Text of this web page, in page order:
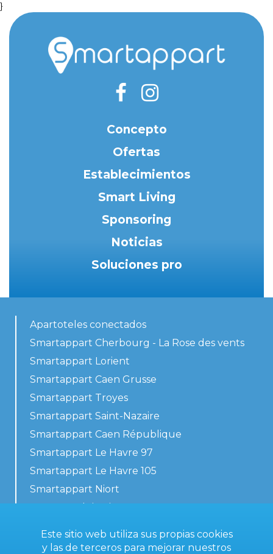
}
Concepto
Ofertas
Establecimientos
Smart Living
Sponsoring
Noticias
Soluciones pro
Apartoteles conectados
Smartappart Cherbourg - La Rose des vents
Smartappart Lorient
Smartappart Caen Grusse
Smartappart Troyes
Smartappart Saint-Nazaire
Smartappart Caen République
Smartappart Le Havre 97
Smartappart Le Havre 105
Smartappart Niort
Este sitio web utiliza sus propias cookies
y las de terceros para mejorar nuestros